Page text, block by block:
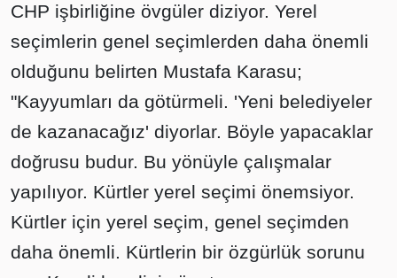
CHP işbirliğine övgüler diziyor. Yerel
seçimlerin genel seçimlerden daha önemli
olduğunu belirten Mustafa Karasu;
"Kayyumları da götürmeli. 'Yeni belediyeler
de kazanacağız' diyorlar. Böyle yapacaklar
doğrusu budur. Bu yönüyle çalışmalar
yapılıyor. Kürtler yerel seçimi önemsiyor.
Kürtler için yerel seçim, genel seçimden
daha önemli. Kürtlerin bir özgürlük sorunu